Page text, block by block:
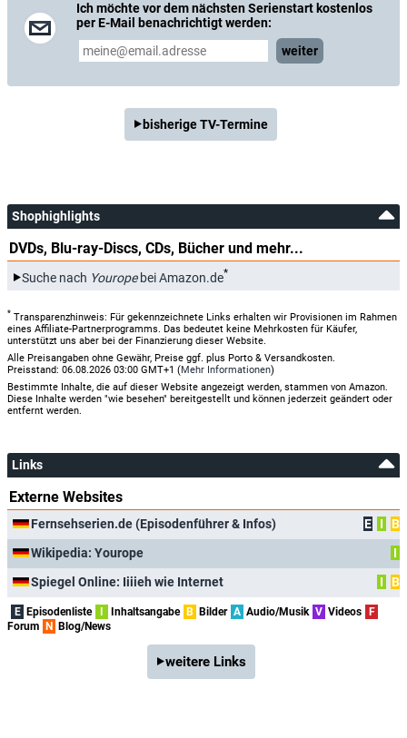
Ich möchte vor dem nächsten Serienstart kostenlos
per E-Mail benachrichtigt werden:
weiter
bisherige TV-Termine
Shophighlights
DVDs, Blu-ray-Discs, CDs, Bücher und mehr...
Suche nach Youropebei Amazon.de*
* Transparenzhinweis: Für gekennzeichnete Links erhalten wir Provisionen im Rahmen
eines Affiliate-Partnerprogramms. Das bedeutet keine Mehrkosten für Käufer,
unterstützt uns aber bei der Finanzierung dieser Website.
Alle Preisangaben ohne Gewähr, Preise ggf. plus Porto & Versandkosten.
Preisstand: 06.08.2026 03:00 GMT+1 (Mehr Informationen)
Bestimmte Inhalte, die auf dieser Website angezeigt werden, stammen von Amazon.
Diese Inhalte werden "wie besehen" bereitgestellt und können jederzeit geändert oder
entfernt werden.
Links
Externe Websites
Fernsehserien.de (Episodenführer & Infos) E I
B
Wikipedia: Yourope
I
Spiegel Online: Iiiieh wie Internet
I B
E Episodenliste I Inhaltsangabe B Bilder A Audio/Musik V Videos F
Forum N Blog/News
weitere Links